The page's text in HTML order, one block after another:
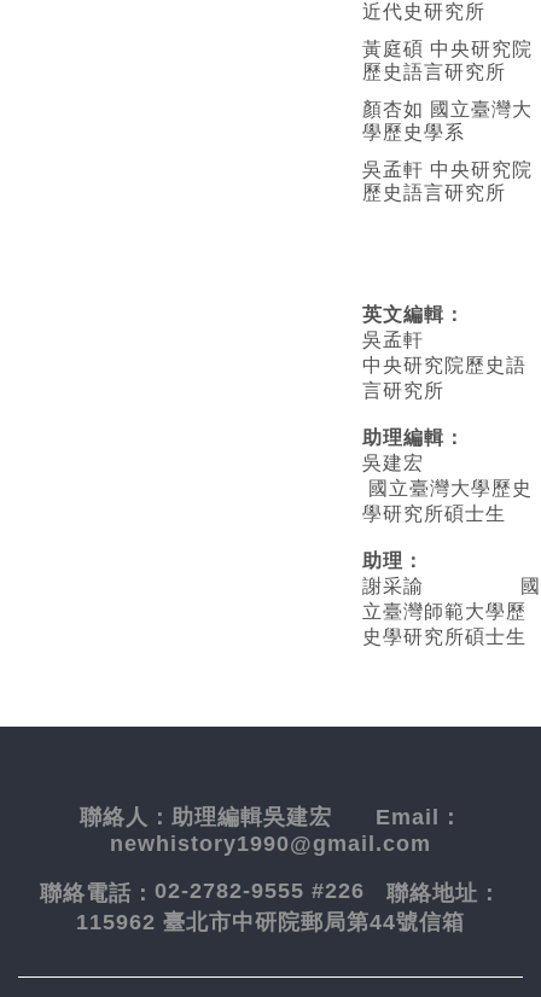
近代史研究所
黃庭碩 中央研究院
歷史語言研究所
顏杏如 國立臺灣大
學歷史學系
吳孟軒 中央研究院
歷史語言研究所
英文編輯 ：
吳孟軒
中央研究院歷史語
言研究所
助理編輯：
吳建宏
國立臺灣大學歷史
學研究所碩士生
助理：
謝采諭
國
立臺灣師範大學歷
史學研究所碩士生
聯絡人： 助理編輯吳建宏 Email：
newhistory1990@gmail.com
聯絡電話： 02-2782-9555 #226 聯絡地址：
115962 臺北市中研院郵局第44號信箱